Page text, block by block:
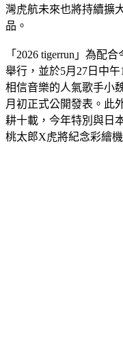
灣虎航未來也將持續擴
品。
「2026 tigerrun」為配
舉行，並於5月27日中
相信音樂的人氣歌手小
月初正式公開發表。此
耕十載，今年特別與日
桃太郎X虎將紀念彩繪機